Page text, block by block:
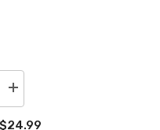
Augmenter
la